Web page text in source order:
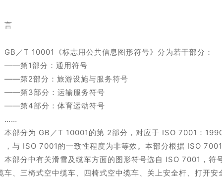
T 10001《标志用公共信息图形符号》分为若干部分：
1部分：通用符号
2部分：旅游设施与服务符号
3部分：运输服务符号
4部分：体育运动符号
分为 GB／T 10001的第 2部分，对应于 ISO 7001：1990
，与 ISO 7001的一致性程度为非等效。本部分根据 ISO
分中有关滑雪及缆车方面的图形符号选自 ISO 7001，符号
车、三椅式空中缆车、四椅式空中缆车、关上安全杆、打开